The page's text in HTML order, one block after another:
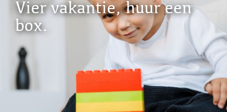
Vier vakantie, huur een
box.